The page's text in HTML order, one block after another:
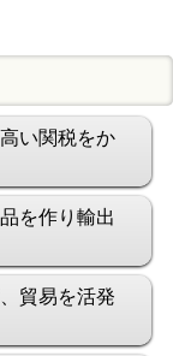
い関税をか
を作り輸出
貿易を活発